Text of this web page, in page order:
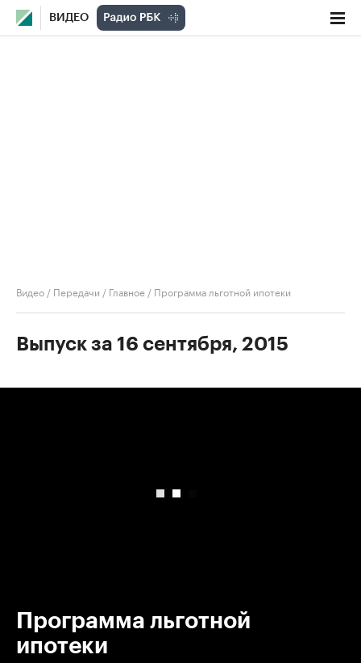
ВИДЕО
Видео / Передачи / Главное / Программа льготной ипотеки
Выпуск за 16 сентября, 2015
Программа льготной
ипотеки